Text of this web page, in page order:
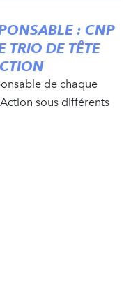
: CNP
TRIO DE TÊTE
de chaque
sous différents